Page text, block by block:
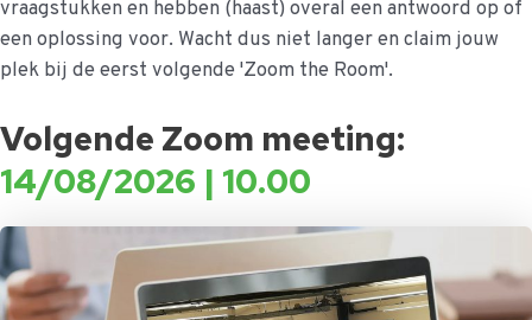
vraagstukken en hebben (haast) overal een antwoord op of
een oplossing voor. Wacht dus niet langer en claim jouw
plek bij de eerst volgende 'Zoom the Room'.
Volgende Zoom meeting:
14/08/2026 | 10.00